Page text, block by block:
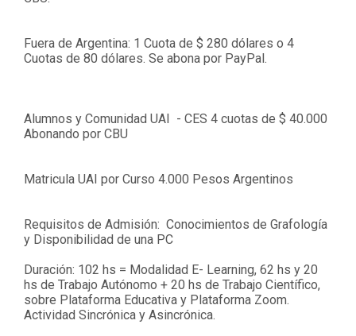
Fuera de Argentina: 1 Cuota de $ 280 dólares o 4
Cuotas de 80 dólares. Se abona por PayPal.
Alumnos y Comunidad UAI - CES 4 cuotas de $ 40.000
Abonando por CBU
Matricula UAI por Curso 4.000 Pesos Argentinos
Requisitos de Admisión: Conocimientos de Grafología
y Disponibilidad de una PC
Duración: 102 hs = Modalidad E- Learning, 62 hs y 20
hs de Trabajo Autónomo + 20 hs de Trabajo Científico,
sobre Plataforma Educativa y Plataforma Zoom.
Actividad Sincrónica y Asincrónica.